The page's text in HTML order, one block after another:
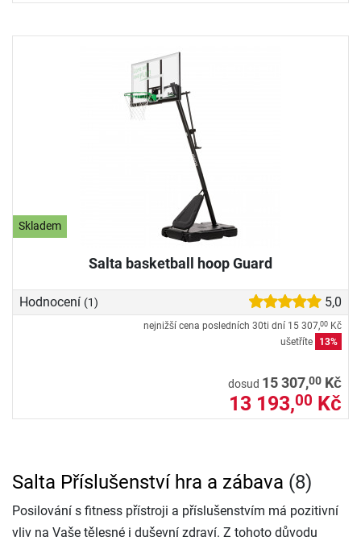
Skladem
Salta basketball hoop Guard
Hodnocení (1) 5,0
nejnižší cena posledních 30ti dní 15 307,00 Kč
ušetříte
13%
dosud 15 307,00 Kč
13 193,00 Kč
Salta Příslušenství hra a zábava (8)
Posilování s fitness přístroji a příslušenstvím má pozitivní
vliv na Vaše tělesné i duševní zdraví. Z tohoto důvodu